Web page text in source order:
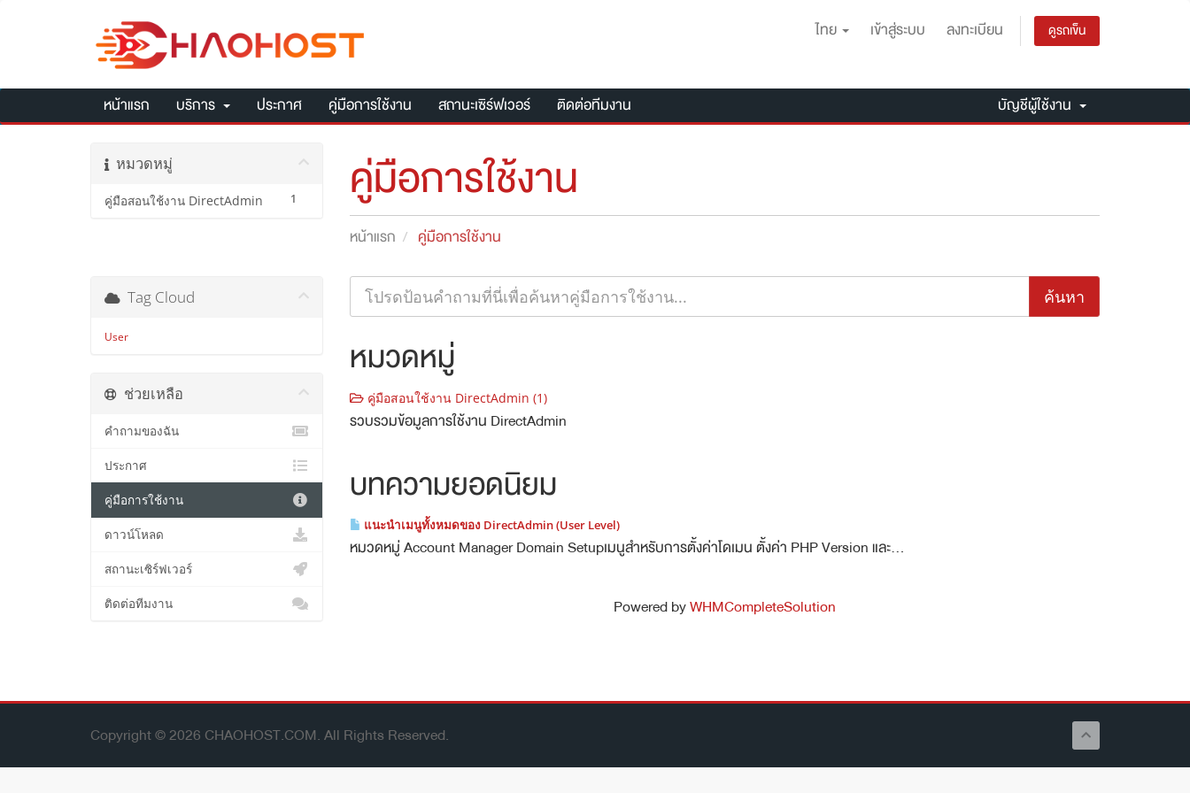
ไทย เข้าสู่ระบบ ลงทะเบียน ดูรถเข็น
หน้าแรก บริการ ประกาศ คู่มือการใช้งาน สถานะเซิร์ฟเวอร์ ติดต่อทีมงาน บัญชีผู้ใช้งาน
คู่มือการใช้งาน
หน้าแรก คู่มือการใช้งาน
หมวดหมู่
1
คู่มือสอนใช้งาน DirectAdmin
หมวดหมู่
คู่มือสอนใช้งาน DirectAdmin (1)
รวบรวมข้อมูลการใช้งาน DirectAdmin
บทความยอดนิยม
แนะนำเมนูทั้งหมดของ DirectAdmin (User Level)
หมวดหมู่ Account Manager Domain Setupเมนูสำหรับการตั้งค่าโดเมน ตั้งค่า PHP Version และ...
Powered byWHMCompleteSolution
Tag Cloud
User
ช่วยเหลือ
คำถามของฉัน
ประกาศ
คู่มือการใช้งาน
ดาวน์โหลด
สถานะเซิร์ฟเวอร์
ติดต่อทีมงาน
Copyright © 2026 CHAOHOST.COM. All Rights Reserved.